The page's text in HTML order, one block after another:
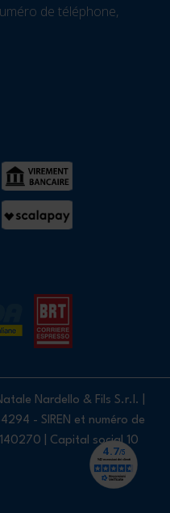
de téléphone,
Nardello & Fils S.r.l. |
- SIREN et numéro de
| Capital social 10